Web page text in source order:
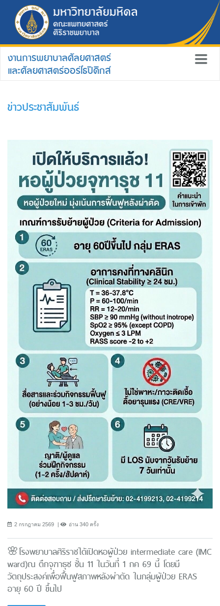
งานการพยาบาลศัลยศาสตร์
และศัลยศาสตร์ออร์โธปิดิกส์
ข่าวประชาสัมพันธ์
2 กรกฎาคม 2569 อ่าน 340 ครั้ง
🌸โรงพยาบาลศิริราชได้เปิดหอผู้ป่วย intermediate care (IMC
ward)ณ ตึกจุฑาธุช ชั้น 11 ในวันที่ 1 กค 69 นี้ โดยมี
วัตถุประสงค์เพื่อฟื้นฟูสภาพหลังผ่าตัด ในกลุ่มผู้ป่วย ERAS
อายุ 60 ปี ขึ้นไป